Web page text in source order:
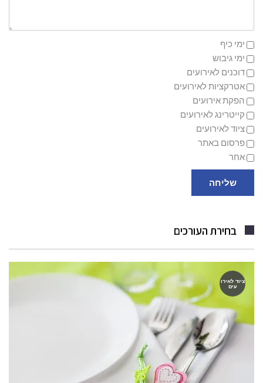
ימי כיף
ימי גיבוש
דוכנים לאירועים
אטרקציות לאירועים
הפקת אירועים
קייטרינג לאירועים
ציוד לאירועים
פרסום באתר
אחר
שליחה
בחירת העורכים
ציוד לאירו
עים